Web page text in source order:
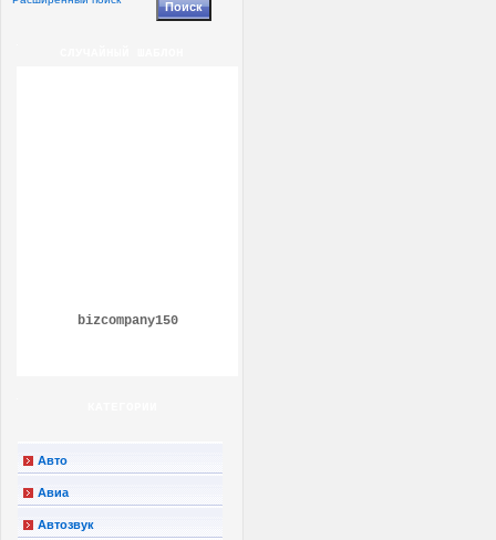
bizcompany150
Авто
Авиа
Автозвук